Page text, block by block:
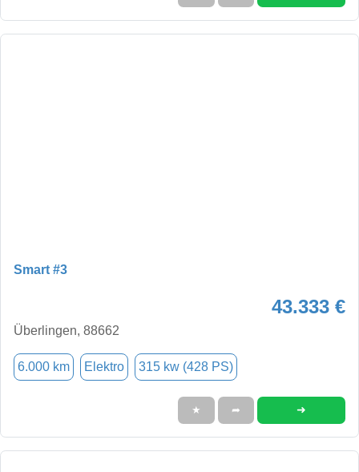
Smart #3
43.333 €
Überlingen, 88662
6.000 km Elektro 315 kw (428 PS)
★ ➦ ➜